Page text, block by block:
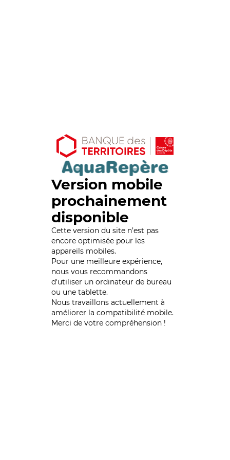
Version mobile
prochainement
disponible
Cette version du site n’est pas
encore optimisée pour les
appareils mobiles.
Pour une meilleure expérience,
nous vous recommandons
d'utiliser un ordinateur de bureau
ou une tablette.
Nous travaillons actuellement à
améliorer la compatibilité mobile.
Merci de votre compréhension !